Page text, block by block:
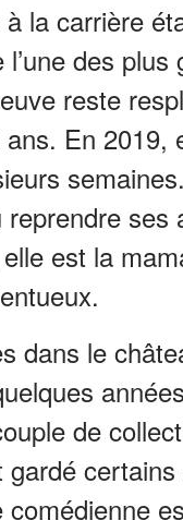
la carrière
des
reste
En 2019,
ses
est la
dans le
de